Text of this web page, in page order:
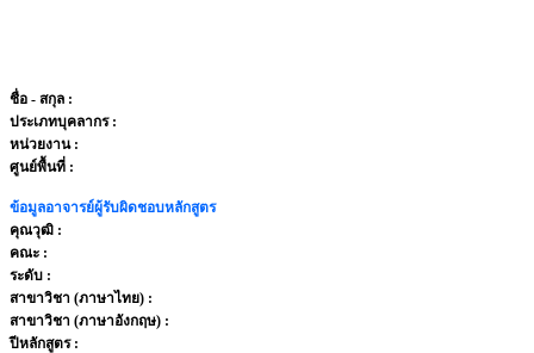
ชื่อ - สกุล :
ประเภทบุคลากร :
หน่วยงาน :
ศูนย์พื้นที่ :
ข้อมูลอาจารย์ผู้รับผิดชอบหลักสูตร
คุณวุฒิ :
คณะ :
ระดับ :
สาขาวิชา (ภาษาไทย) :
สาขาวิชา (ภาษาอังกฤษ) :
ปีหลักสูตร :